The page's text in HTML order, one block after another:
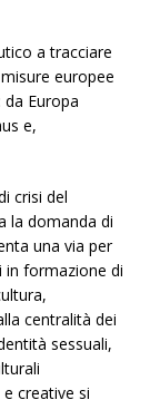
a tracciare
europee
Europa
e,
crisi del
la domanda di
una via per
in formazione di
centralità dei
sessuali,
creative si